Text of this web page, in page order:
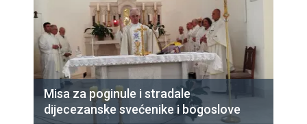
Misa za poginule i stradale
dijecezanske svećenike i bogoslove